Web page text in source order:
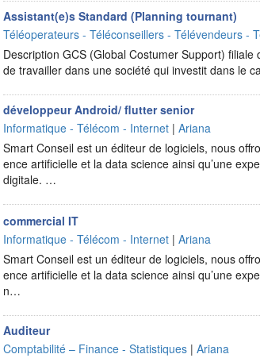
Assistant(e)s Standard (Planning tournant)
Téléoperateurs - Téléconseillers - Télévendeurs -
Description GCS (Global Costumer Support)
de travailler dans une société qui investit dans le
développeur Android/ flutter senior
Informatique - Télécom - Internet |Ariana
Smart Conseil est un éditeur de logiciels, nous
ence artificielle et la data science ainsi qu’une
digitale. …
commercial IT
Informatique - Télécom - Internet |Ariana
Smart Conseil est un éditeur de logiciels, nous
ence artificielle et la data science ainsi qu’une
n…
Auditeur
Comptabilité – Finance - Statistiques |Ariana